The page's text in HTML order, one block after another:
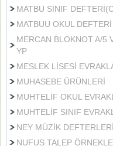
MATBU SINIF
MATBUU OKUL
MERCAN BLOKNOT A/5
YP
MESLEK LİSESİ
MUHASEBE ÜRÜNLERİ
MUHTELİF OKUL
MUHTELİF SINIF
NEY MÜZİK
NUFUS TALEP